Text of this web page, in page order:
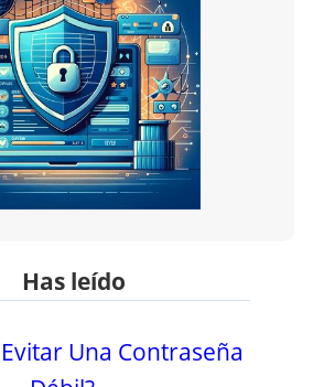
Has leído
Una Contraseña